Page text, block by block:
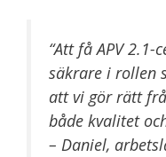
“Att få APV
säkrare i rollen
att vi gör rätt
både kvalitet
– Daniel,